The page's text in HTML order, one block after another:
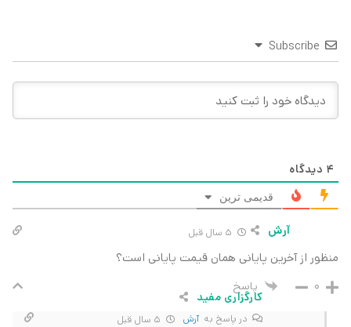
Subscribe
4 دیدگاه
قدیمی ترین
آرش
منظور از آخرین پایانی همان قیمت پایانی است؟
0 پاسخ
کارگزاری مفید
در پاسخ به آرش